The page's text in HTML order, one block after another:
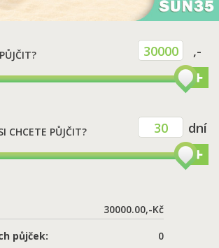
30000
,-
Kč
CHCETE PŮJČIT? 30 dní
30000.00,-Kč
půjček:
0